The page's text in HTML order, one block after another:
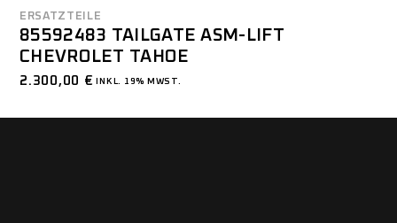
ERSATZTEILE
85592483 TAILGATE ASM-LIFT
CHEVROLET TAHOE
2.300,00 € INKL. 19% MWST.